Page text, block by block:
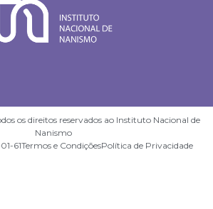
os direitos reservados ao Instituto Nacional de
Nanismo
61Termos e CondiçõesPolítica de Privacidade